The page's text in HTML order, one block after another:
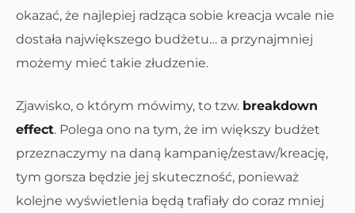
okazać, że najlepiej radząca sobie kreacja wcale nie
dostała największego budżetu… a przynajmniej
możemy mieć takie złudzenie.
Zjawisko, o którym mówimy, to tzw. breakdown
effect. Polega ono na tym, że im większy budżet
przeznaczymy na daną kampanię/zestaw/kreację,
tym gorsza będzie jej skuteczność, ponieważ
kolejne wyświetlenia będą trafiały do coraz mniej